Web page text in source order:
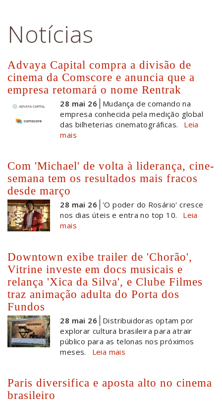
Notícias
Advaya Capital compra a divisão de
cinema da Comscore e anuncia que a
empresa retomará o nome Rentrak
28 mai 26
Mudança de comando na
empresa conhecida pela medição global
das bilheterias cinematográficas.
Leia
mais
Com 'Michael' de volta à liderança, cine-
semana tem os resultados mais fracos
desde março
28 mai 26
'O poder do Rosário' cresce
nos dias úteis e entra no top 10.
Leia
mais
Downtown exibe trailer de 'Chorão',
Vitrine investe em docs musicais e
relança 'Xica da Silva', e Clube Filmes
traz animação adulta do Porta dos
Fundos
28 mai 26
Distribuidoras optam por
explorar cultura brasileira para atrair
público para as telonas nos próximos
meses.
Leia mais
Paris diversifica e aposta alto no cinema
brasileiro